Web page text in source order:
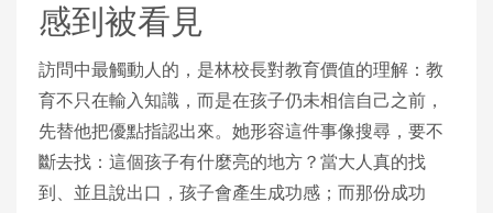
感到被看見
訪問中最觸動人的，是林校長對教育價值的理解：教
育不只在輸入知識，而是在孩子仍未相信自己之前，
先替他把優點指認出來。她形容這件事像搜尋，要不
斷去找：這個孩子有什麼亮的地方？當大人真的找
到、並且說出口，孩子會產生成功感；而那份成功